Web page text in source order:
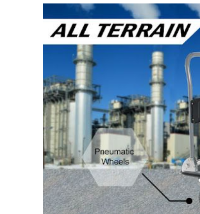
Handwagen.